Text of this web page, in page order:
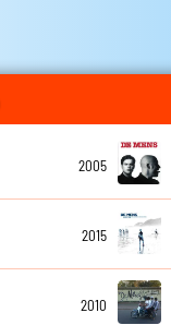
2005
2015
2010